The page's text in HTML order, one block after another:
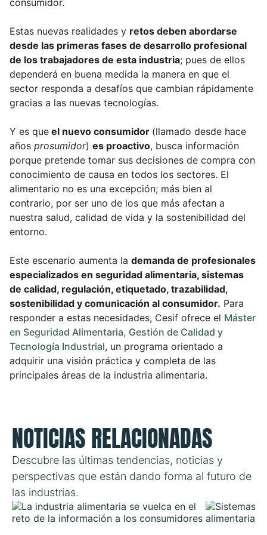
consumidor.
Estas nuevas realidades y retos deben abordarse
desde las primeras fases de desarrollo profesional
de los trabajadores de esta industria; pues de ellos
dependerá en buena medida la manera en que el
sector responda a desafíos que cambian rápidamente
gracias a las nuevas tecnologías.
Y es que el nuevo consumidor (llamado desde hace
años prosumidor) es proactivo, busca información
porque pretende tomar sus decisiones de compra con
conocimiento de causa en todos los sectores. El
alimentario no es una excepción; más bien al
contrario, por ser uno de los que más afectan a
nuestra salud, calidad de vida y la sostenibilidad del
entorno.
Este escenario aumenta la demanda de profesionales
especializados en seguridad alimentaria, sistemas
de calidad, regulación, etiquetado, trazabilidad,
sostenibilidad y comunicación al consumidor. Para
responder a estas necesidades, Cesif ofrece el Máster
en Seguridad Alimentaria, Gestión de Calidad y
Tecnología Industrial, un programa orientado a
adquirir una visión práctica y completa de las
principales áreas de la industria alimentaria.
NOTICIAS RELACIONADAS
Descubre las últimas tendencias, noticias y
perspectivas que están dando forma al futuro de
las industrias.